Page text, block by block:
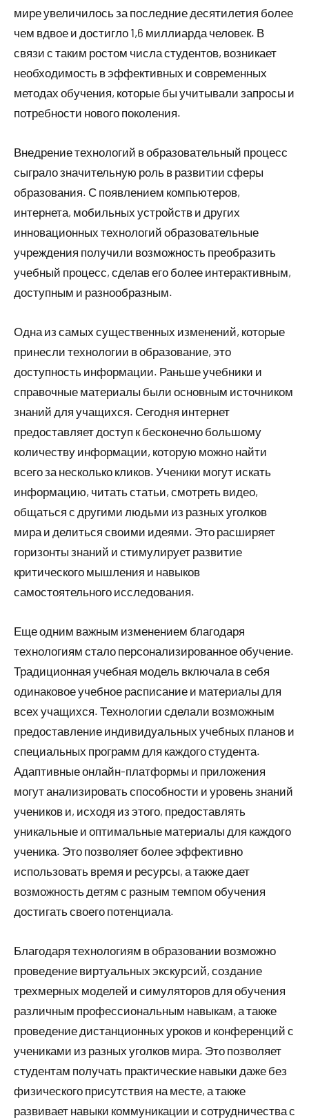
мире увеличилось за последние десятилетия более
чем вдвое и достигло 1,6 миллиарда человек. В
связи с таким ростом числа студентов, возникает
необходимость в эффективных и современных
методах обучения, которые бы учитывали запросы и
потребности нового поколения.
Внедрение технологий в образовательный процесс
сыграло значительную роль в развитии сферы
образования. С появлением компьютеров,
интернета, мобильных устройств и других
инновационных технологий образовательные
учреждения получили возможность преобразить
учебный процесс, сделав его более интерактивным,
доступным и разнообразным.
Одна из самых существенных изменений, которые
принесли технологии в образование, это
доступность информации. Раньше учебники и
справочные материалы были основным источником
знаний для учащихся. Сегодня интернет
предоставляет доступ к бесконечно большому
количеству информации, которую можно найти
всего за несколько кликов. Ученики могут искать
информацию, читать статьи, смотреть видео,
общаться с другими людьми из разных уголков
мира и делиться своими идеями. Это расширяет
горизонты знаний и стимулирует развитие
критического мышления и навыков
самостоятельного исследования.
Еще одним важным изменением благодаря
технологиям стало персонализированное обучение.
Традиционная учебная модель включала в себя
одинаковое учебное расписание и материалы для
всех учащихся. Технологии сделали возможным
предоставление индивидуальных учебных планов и
специальных программ для каждого студента.
Адаптивные онлайн-платформы и приложения
могут анализировать способности и уровень знаний
учеников и, исходя из этого, предоставлять
уникальные и оптимальные материалы для каждого
ученика. Это позволяет более эффективно
использовать время и ресурсы, а также дает
возможность детям с разным темпом обучения
достигать своего потенциала.
Благодаря технологиям в образовании возможно
проведение виртуальных экскурсий, создание
трехмерных моделей и симуляторов для обучения
различным профессиональным навыкам, а также
проведение дистанционных уроков и конференций с
учениками из разных уголков мира. Это позволяет
студентам получать практические навыки даже без
физического присутствия на месте, а также
развивает навыки коммуникации и сотрудничества с